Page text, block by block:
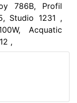
786B, Profil
Studio 1231 ,
Acquatic
,